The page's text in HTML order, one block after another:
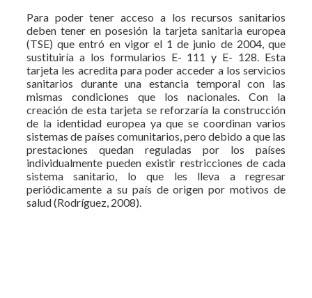
Para poder tener acceso a los recursos sanitarios
deben tener en posesión la tarjeta sanitaria europea
(TSE) que entró en vigor el 1 de junio de 2004, que
sustituiría a los formularios E- 111 y E- 128. Esta
tarjeta les acredita para poder acceder a los servicios
sanitarios durante una estancia temporal con las
mismas condiciones que los nacionales. Con la
creación de esta tarjeta se reforzaría la construcción
de la identidad europea ya que se coordinan varios
sistemas de países comunitarios, pero debido a que las
prestaciones quedan reguladas por los países
individualmente pueden existir restricciones de cada
sistema sanitario, lo que les lleva a regresar
periódicamente a su país de origen por motivos de
salud (Rodríguez, 2008).